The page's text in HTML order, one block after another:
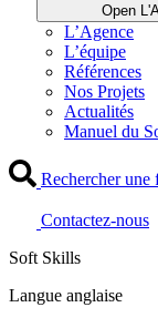
Open
L’Agence
L’équipe
Références
Nos Projets
Actualités
Manuel du
Rechercher une
Contactez-nous
Soft Skills
Langue anglaise